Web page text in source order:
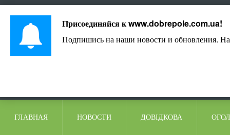
ГЛАВНАЯ НОВОСТИ ДОВІДКОВА
Присоединяйся кwww.dobrepole.com.ua!
Подпишись на наши новости и обновления.